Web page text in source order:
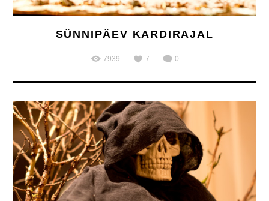
SÜNNIPÄEV KARDIRAJAL
7939 7 0